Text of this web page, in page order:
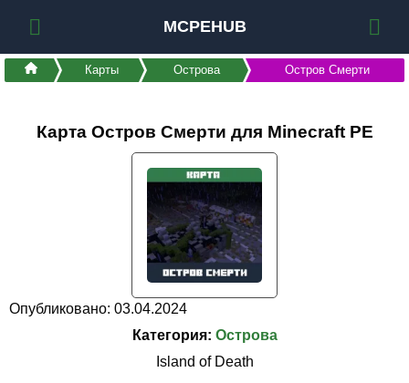
MCPEHUB
Карты Острова Остров Смерти
Карта Остров Смерти для Minecraft PE
Опубликовано: 03.04.2024
Категория: Острова
Island of Death